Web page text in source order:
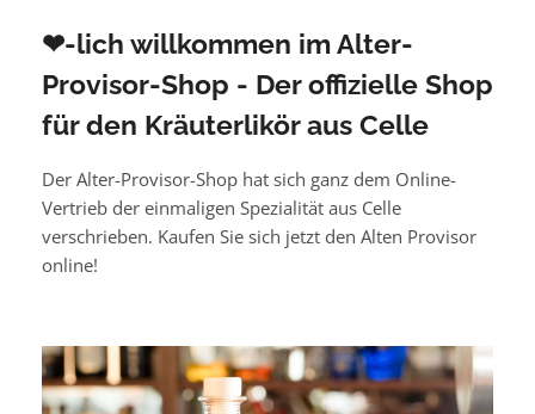
❤-lich willkommen im Alter-
Provisor-Shop - Der offizielle Shop
für den Kräuterlikör aus Celle
Der Alter-Provisor-Shop hat sich ganz dem Online-
Vertrieb der einmaligen Spezialität aus Celle
verschrieben. Kaufen Sie sich jetzt den Alten Provisor
online!